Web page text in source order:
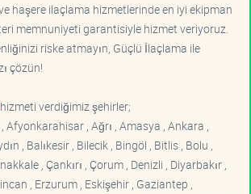
haşere ilaçlama hizmetlerinde en iyi ekipman
memnuniyeti garantisiyle hizmet veriyoruz.
riske atmayın, Güçlü İlaçlama ile
çözün!
verdiğimiz şehirler;
Afyonkarahisar , Ağrı , Amasya , Ankara ,
, Balıkesir , Bilecik , Bingöl , Bitlis , Bolu ,
, Çankırı , Çorum , Denizli , Diyarbakır ,
, Erzurum , Eskişehir , Gaziantep ,